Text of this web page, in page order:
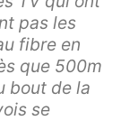
pas les
fibre en
que 500m
bout de la
se